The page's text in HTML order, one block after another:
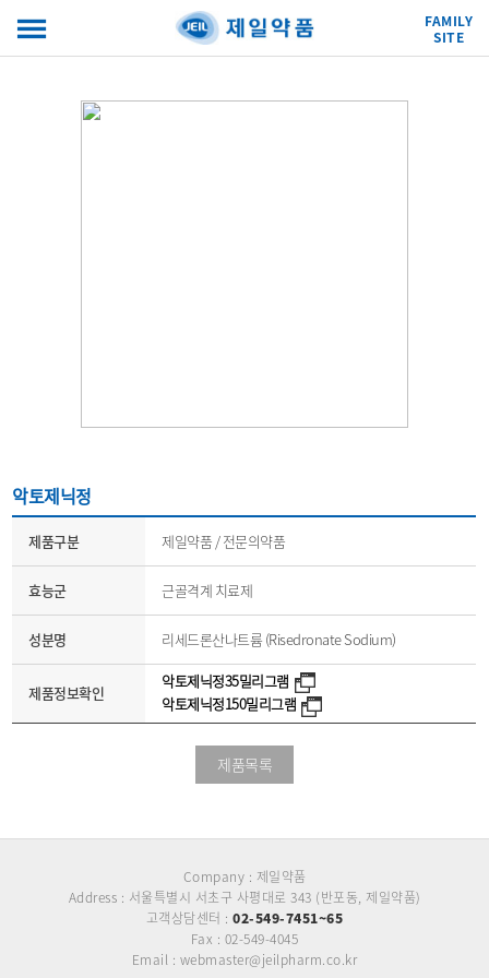
FAMILY
SITE
악토제닉정
제품구분 제일약품 / 전문의약품
효능군 근골격계 치료제
성분명 리세드론산나트륨 (Risedronate Sodium)
제품정보확인
악토제닉정35밀리그램
악토제닉정150밀리그램
제품목록
Company : 제일약품
Address : 서울특별시 서초구 사평대로 343 (반포동, 제일약품)
고객상담센터 :02-549-7451~65
Fax : 02-549-4045
Email : webmaster@jeilpharm.co.kr